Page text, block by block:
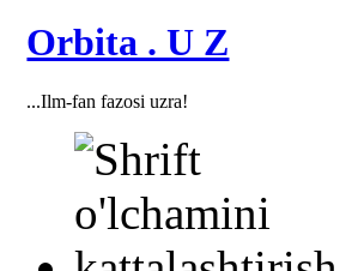
Orbita . U Z
...Ilm-fan fazosi uzra!